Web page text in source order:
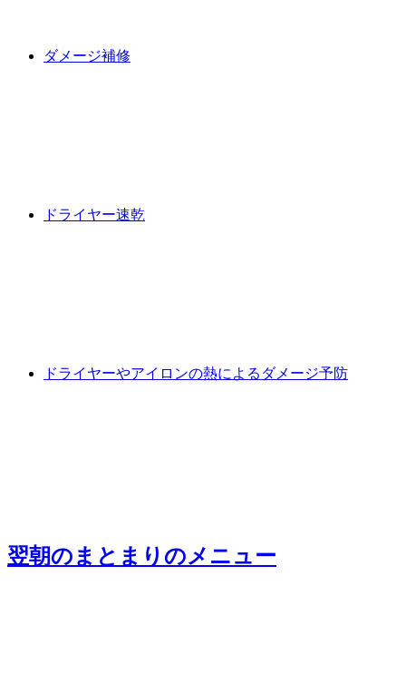
ダメージ補修
ドライヤー速乾
ドライヤーやアイロンの熱によるダメージ予防
翌朝のまとまり のメニュー